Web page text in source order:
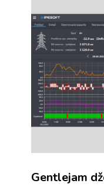
Gentlejam